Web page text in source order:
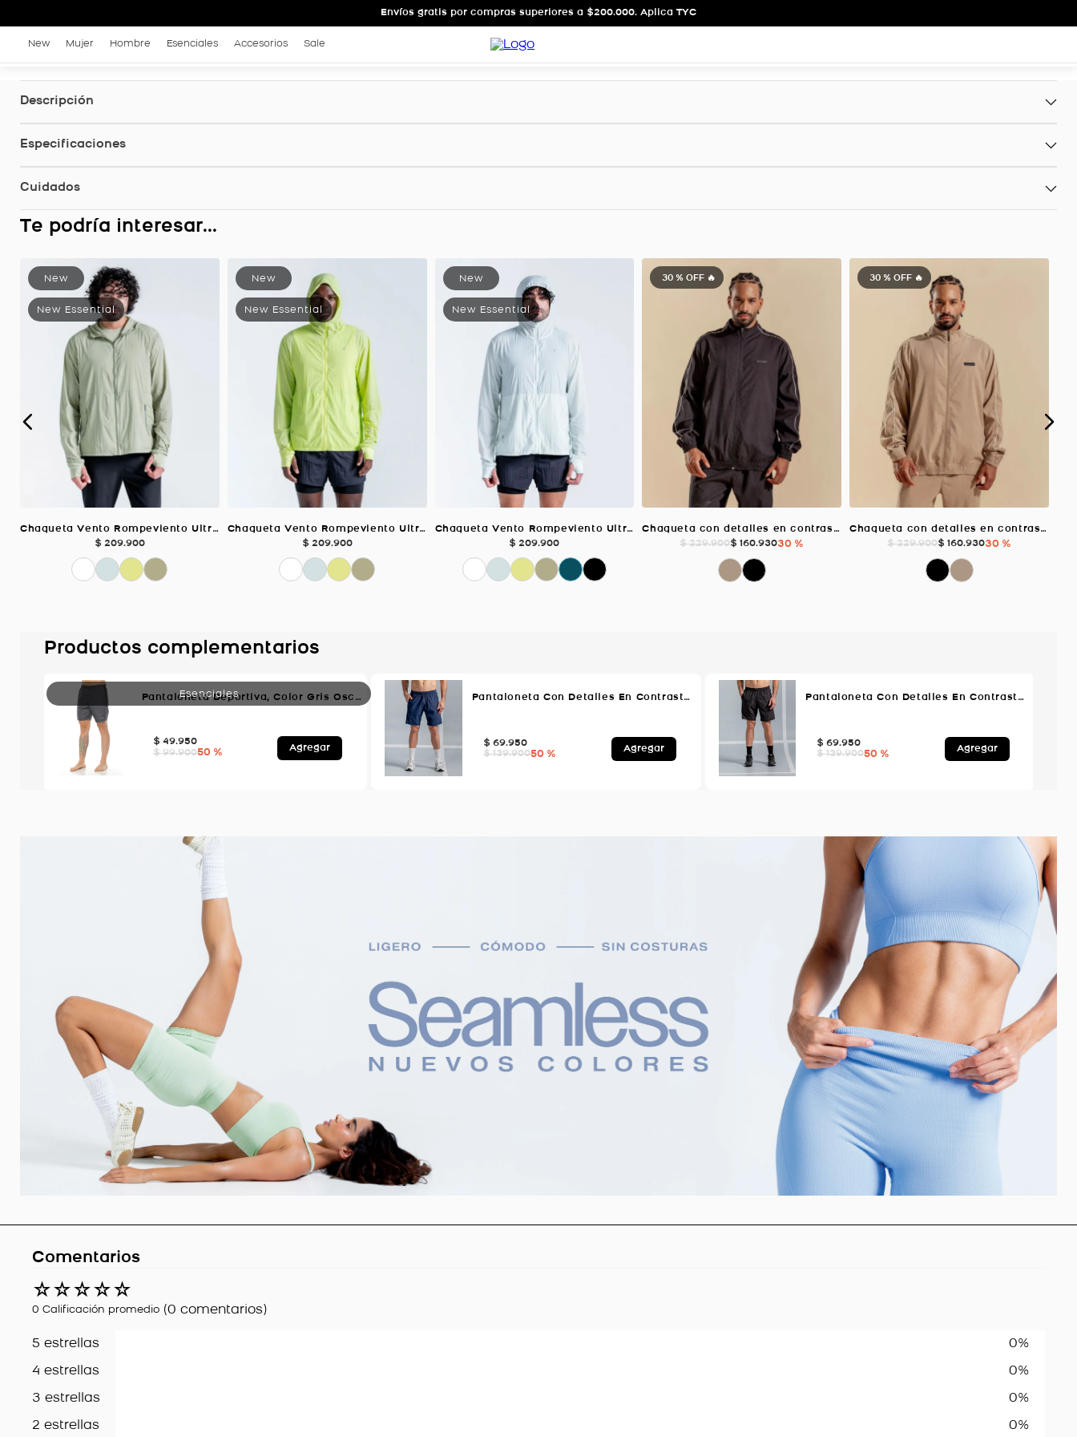
Envíos gratis por compras superiores a $200.000. Aplica TYC
New Mujer Hombre Esenciales Accesorios Sale
Descripción
Especificaciones
Cuidados
Te podría interesar...
Chaqueta Vento Rompeviento Ultra Liviana, Color VERDE SALVIA Para Hombre
$ 209.900
Chaqueta Vento Rompeviento Ultra Liviana, Color VERDE LIMA Para Hombre
$ 209.900
Chaqueta Vento Rompeviento Ultra Liviana, Color AZUL NIEVE Para Hombre
$ 209.900
30 % OFF 🔥
Chaqueta con detalles en contraste, Color NEGRO Para Hombre
$ 229.900$ 160.93030 %
30 % OFF 🔥
Chaqueta con detalles en contraste, Color ARENA Para Hombre
$ 229.900$ 160.93030 %
Productos complementarios
Pantaloneta Deportiva, Color Gris Oscuro Para Hombre
$ 49.950
$ 99.90050 % Agregar
Pantaloneta Con Detalles En Contraste, Color Azul Oscuro Para Hombre
$ 69.950
$ 139.90050 % Agregar
Pantaloneta Con Detalles En Contraste, Color Negro Para Hombre
$ 69.950
$ 139.90050 % Agregar
Comentarios
☆☆☆☆☆
0 Calificación promedio (0 comentarios)
5 estrellas 0%
4 estrellas 0%
3 estrellas 0%
2 estrellas 0%